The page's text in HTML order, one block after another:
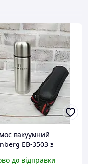
вакуумний
EB-3503 з
до відправки